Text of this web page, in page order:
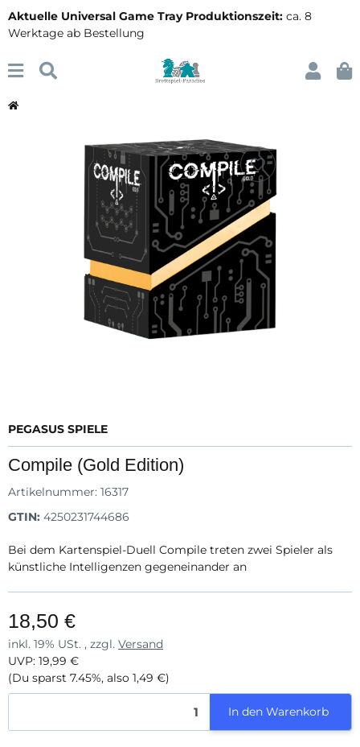
Aktuelle Universal Game Tray Produktionszeit: ca. 8
Werktage ab Bestellung
PEGASUS SPIELE
Compile (Gold Edition)
Artikelnummer: 16317
GTIN: 4250231744686
Bei dem Kartenspiel-Duell Compile treten zwei Spieler als
künstliche Intelligenzen gegeneinander an
18,50 €
inkl. 19% USt. , zzgl. Versand
UVP: 19,99 €
(Du sparst 7.45%, also 1,49 €)
In den Warenkorb